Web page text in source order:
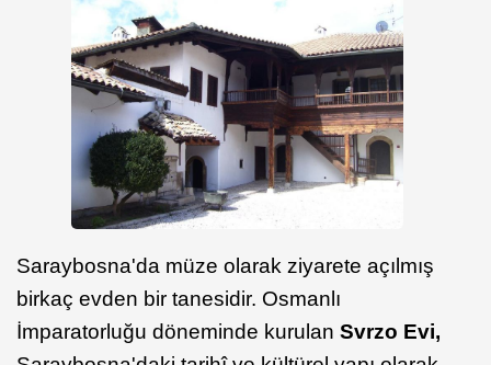
Saraybosna'da müze olarak ziyarete açılmış
birkaç evden bir tanesidir. Osmanlı
İmparatorluğu döneminde kurulan Svrzo Evi,